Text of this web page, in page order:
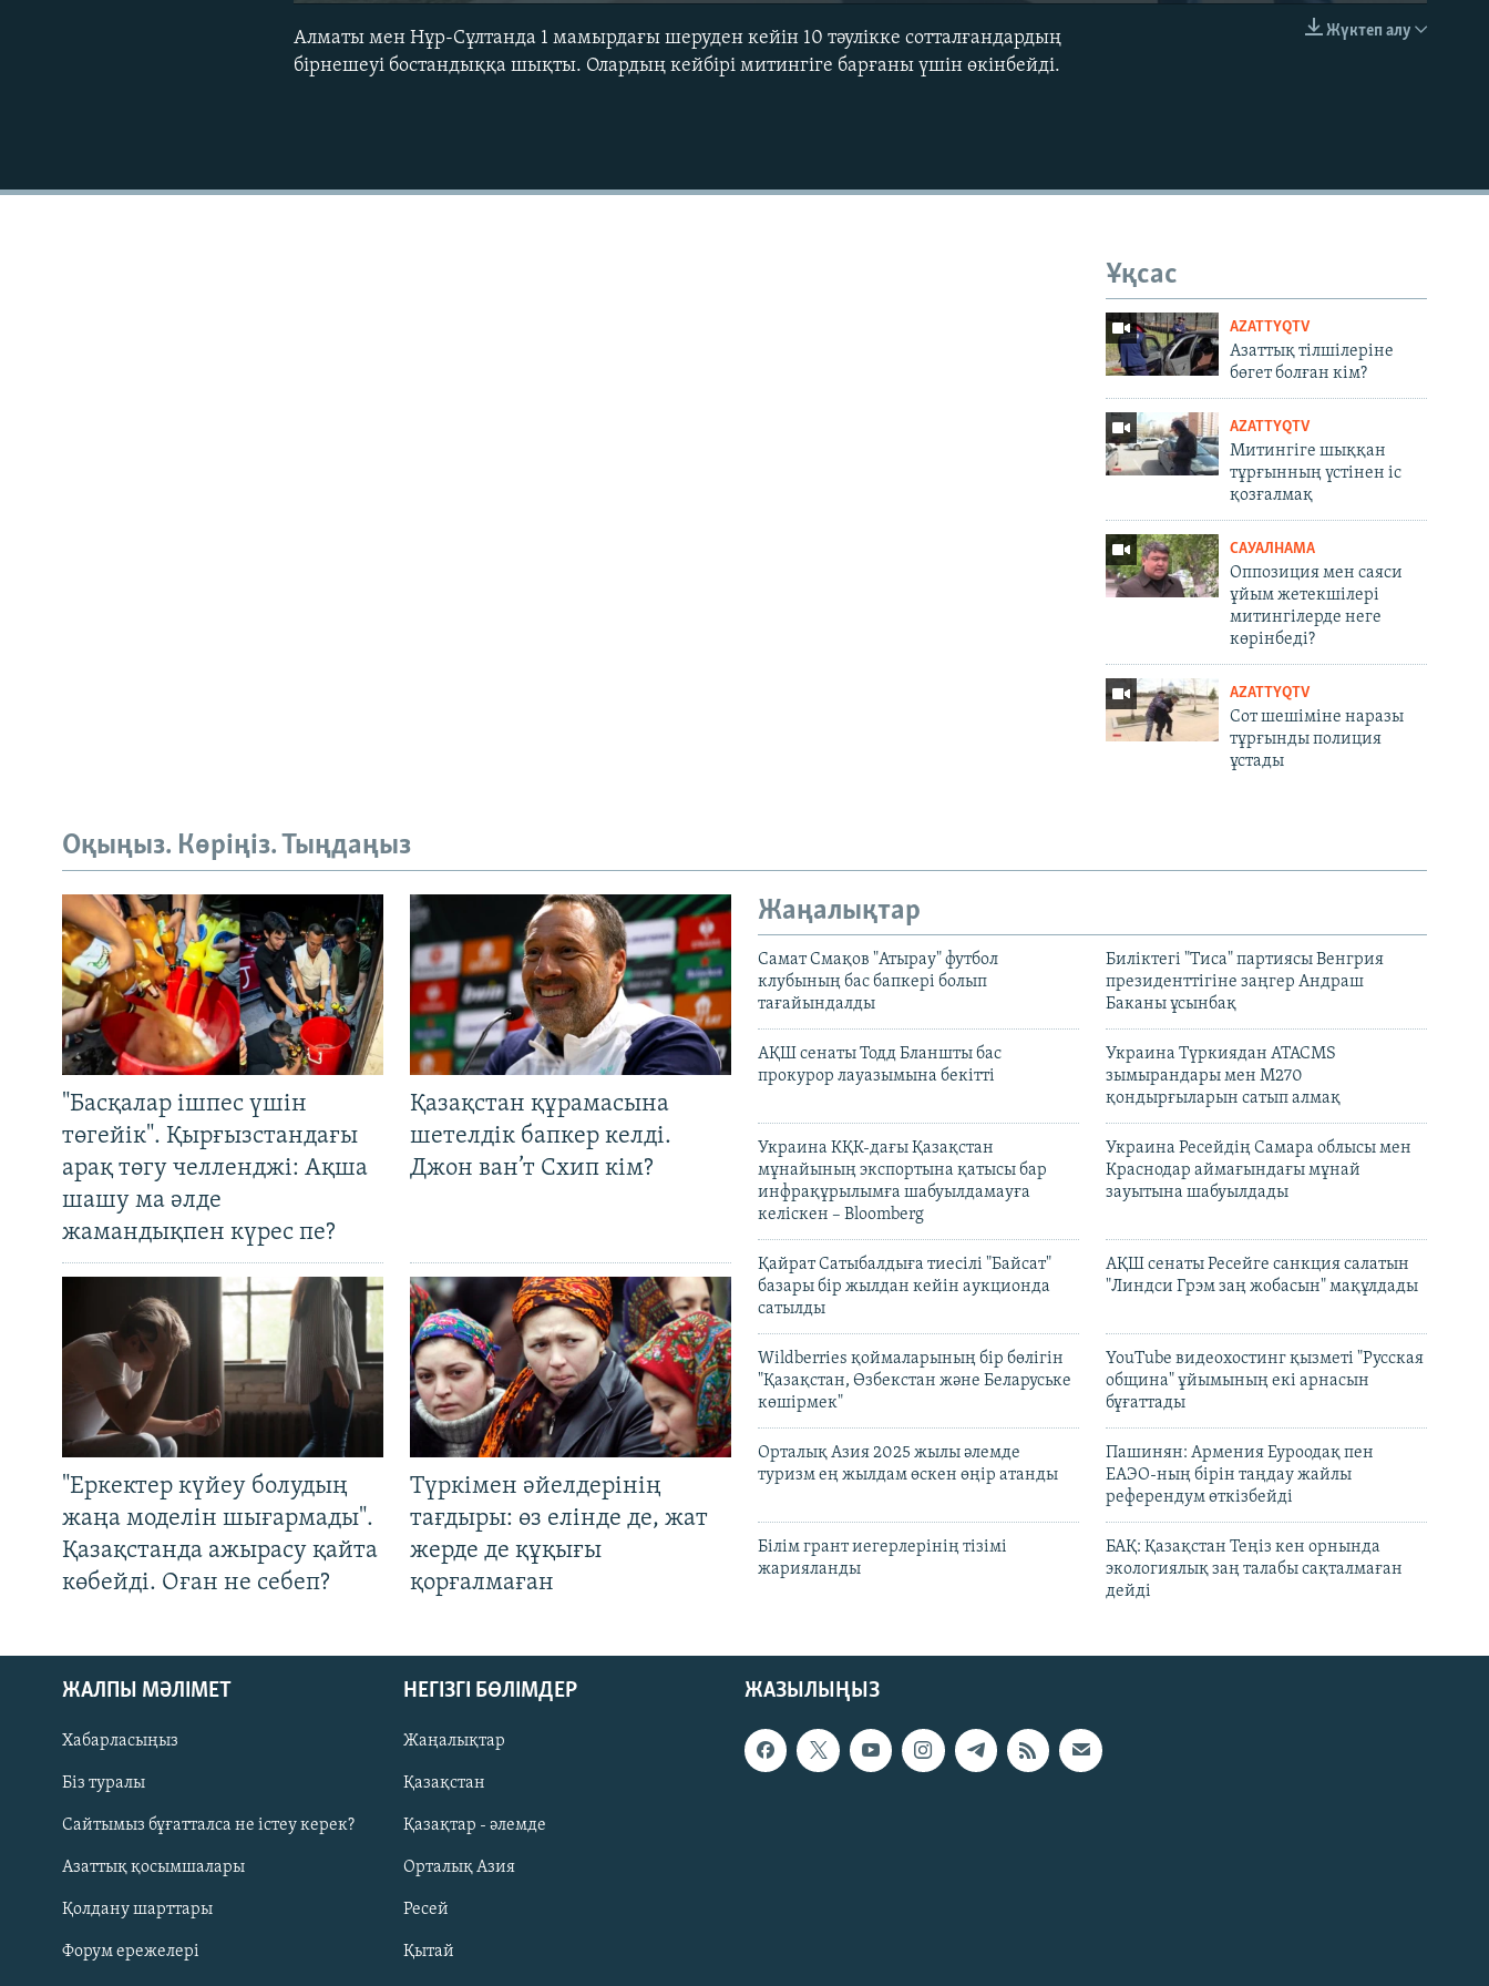
Русский
ЖАЗЫЛЫҢЫЗ
EMBED
Жүктеп алу
Алматы мен Нұр-Сұлтанда 1 мамырдағы шеруден кейін 10 тәулікке сотталғандардың
бірнешеуі бостандыққа шықты. Олардың кейбірі митингіге барғаны үшін өкінбейді.
Ұқсас
AZATTYQTV
Азаттық тілшілеріне
бөгет болған кім?
AZATTYQTV
Митингіге шыққан
тұрғынның үстінен іс
қозғалмақ
САУАЛНАМА
Оппозиция мен саяси
ұйым жетекшілері
митингілерде неге
көрінбеді?
AZATTYQTV
Сот шешіміне наразы
тұрғынды полиция
ұстады
Оқыңыз. Көріңіз. Тыңдаңыз
"Басқалар ішпес үшін
төгейік". Қырғызстандағы
арақ төгу челленджі: Ақша
шашу ма әлде
жамандықпен күрес пе?
Қазақстан құрамасына
шетелдік бапкер келді.
Джон ван’т Схип кім?
"Еркектер күйеу болудың
жаңа моделін шығармады".
Қазақстанда ажырасу қайта
көбейді. Оған не себеп?
Түркімен әйелдерінің
тағдыры: өз елінде де, жат
жерде де құқығы
қорғалмаған
Жаңалықтар
Самат Смақов "Атырау" футбол
клубының бас бапкері болып
тағайындалды
Биліктегі "Тиса" партиясы Венгрия
президенттігіне заңгер Андраш
Баканы ұсынбақ
АҚШ сенаты Тодд Бланшты бас
прокурор лауазымына бекітті
Украина Түркиядан ATACMS
зымырандары мен M270
қондырғыларын сатып алмақ
Украина КҚК-дағы Қазақстан
мұнайының экспортына қатысы бар
инфрақұрылымға шабуылдамауға
келіскен – Bloomberg
Украина Ресейдің Самара облысы мен
Краснодар аймағындағы мұнай
зауытына шабуылдады
Қайрат Сатыбалдыға тиесілі "Байсат"
базары бір жылдан кейін аукционда
сатылды
АҚШ сенаты Ресейге санкция салатын
"Линдси Грэм заң жобасын" мақұлдады
Wildberries қоймаларының бір бөлігін
"Қазақстан, Өзбекстан және Беларуське
көшірмек"
YouTube видеохостинг қызметі "Русская
община" ұйымының екі арнасын
бұғаттады
Орталық Азия 2025 жылы әлемде
туризм ең жылдам өскен өңір атанды
Пашинян: Армения Еуроодақ пен
ЕАЭО-ның бірін таңдау жайлы
референдум өткізбейді
Білім грант иегерлерінің тізімі
жарияланды
БАҚ: Қазақстан Теңіз кен орнында
экологиялық заң талабы сақталмаған
дейді
ЖАЗЫЛЫҢЫЗ
ЖАЛПЫ МӘЛІМЕТ
Хабарласыңыз
Біз туралы
Сайтымыз бұғатталса не істеу керек?
Азаттық қосымшалары
Қолдану шарттары
Форум ережелері
НЕГІЗГІ БӨЛІМДЕР
Жаңалықтар
Қазақстан
Қазақтар - әлемде
Орталық Азия
Ресей
Қытай